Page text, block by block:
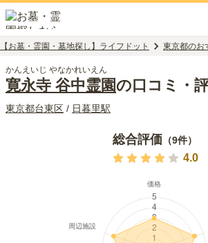
【お墓・霊園・墓地探し】ライフドット 東京都のお
かんえいじ やなかれいえん
寛永寺 谷中霊園の口コミ・
東京都台東区 / 日暮里駅
総合評価 （9件）
4.0